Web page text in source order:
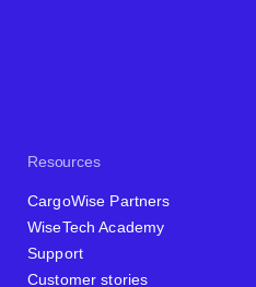
Resources
CargoWise Partners
WiseTech Academy
Support
Customer stories